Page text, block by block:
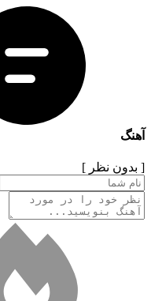
آهنگ
[ بدون نظر ]